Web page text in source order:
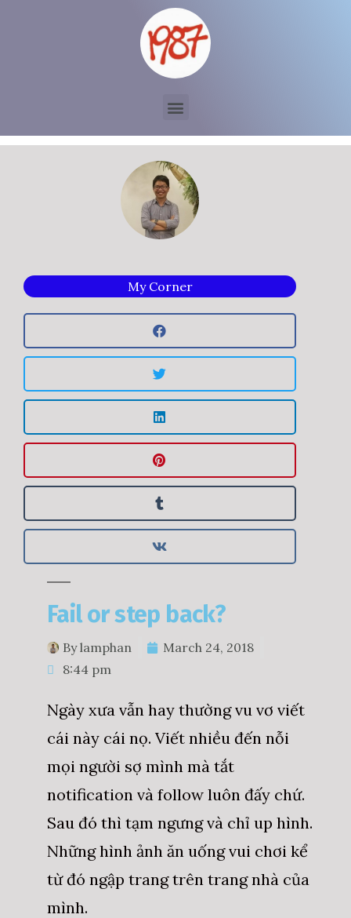
My Corner
Fail or step back?
Bylamphan
March 24, 2018
8:44 pm
Ngày xưa vẫn hay thường vu vơ viết
cái này cái nọ. Viết nhiều đến nỗi
mọi người sợ mình mà tắt
notification và follow luôn đấy chứ.
Sau đó thì tạm ngưng và chỉ up hình.
Những hình ảnh ăn uống vui chơi kể
từ đó ngập trang trên trang nhà của
mình.